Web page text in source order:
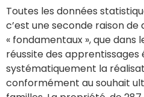
Toutes les données
c’est une seconde raison de
« fondamentaux », que dans
réussite des
systématiquement la
conformément au souhait